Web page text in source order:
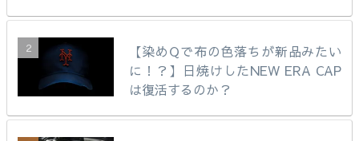
【染めQで布の色落ちが新品みたい
に！？】日焼けしたNEW ERA CAP
は復活するのか？